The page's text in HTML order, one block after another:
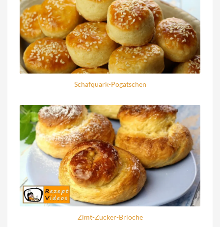
Schafquark-Pogatschen
Zimt-Zucker-Brioche